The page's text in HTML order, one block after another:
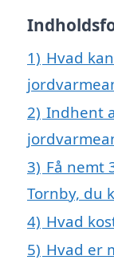
1) Hvad
2) Indhent
3) Få nemt
Tornby, du
4) Hvad
5) Hvad er